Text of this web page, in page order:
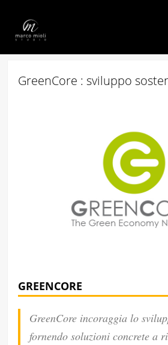
GreenCore : sviluppo
GREENCORE
GreenCore incoraggia lo
fornendo soluzioni concrete a